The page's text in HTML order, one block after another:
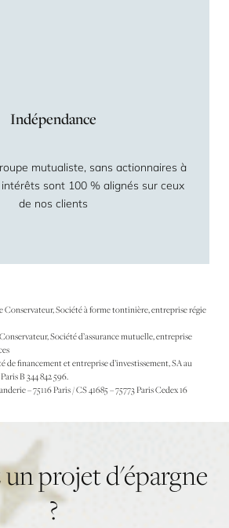
Indépendance
mutualiste, sans actionnaires à
sont 100 % alignés sur ceux
de nos clients
Conservateur, Société à forme tontinière, entreprise régie
Société d’assurance mutuelle, entreprise
de financement et entreprise d’investissement, SA au
B 344 842 596.
– 75116 Paris / CS 41685 – 75773 Paris Cedex 16
unprojetd'épargne
?